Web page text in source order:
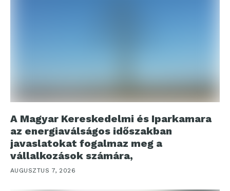
A Magyar Kereskedelmi és Iparkamara
az energiaválságos időszakban
javaslatokat fogalmaz meg a
vállalkozások számára,
AUGUSZTUS 7, 2026